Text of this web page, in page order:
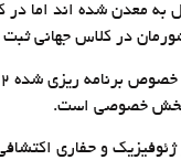
۲۰۱۶ در دنیا بسیاری از کانسارها
و حفاری